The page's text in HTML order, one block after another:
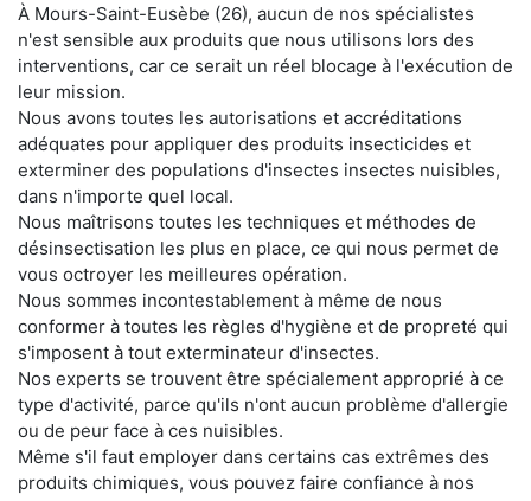
À Mours-Saint-Eusèbe (26), aucun de nos spécialistes
n'est sensible aux produits que nous utilisons lors des
interventions, car ce serait un réel blocage à l'exécution de
leur mission.
Nous avons toutes les autorisations et accréditations
adéquates pour appliquer des produits insecticides et
exterminer des populations d'insectes insectes nuisibles,
dans n'importe quel local.
Nous maîtrisons toutes les techniques et méthodes de
désinsectisation les plus en place, ce qui nous permet de
vous octroyer les meilleures opération.
Nous sommes incontestablement à même de nous
conformer à toutes les règles d'hygiène et de propreté qui
s'imposent à tout exterminateur d'insectes.
Nos experts se trouvent être spécialement approprié à ce
type d'activité, parce qu'ils n'ont aucun problème d'allergie
ou de peur face à ces nuisibles.
Même s'il faut employer dans certains cas extrêmes des
produits chimiques, vous pouvez faire confiance à nos